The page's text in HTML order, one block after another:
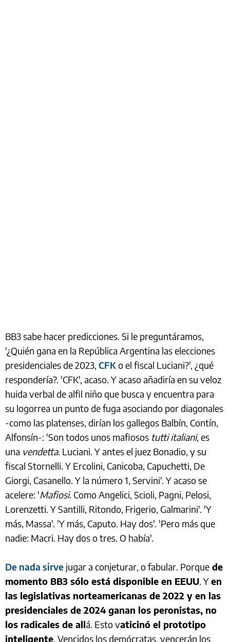
BB3 sabe hacer predicciones. Si le preguntáramos,
'¿Quién gana en la República Argentina las elecciones
presidenciales de 2023, CFKo el fiscal Luciani?', ¿qué
respondería?. 'CFK', acaso. Y acaso añadiría en su veloz
huida verbal de alfil niño que busca y encuentra para
su logorrea un punto de fuga asociando por diagonales
-como las platenses, dirían los gallegos Balbín, Contín,
Alfonsín-: 'Son todos unos mafiosos tutti italiani, es
una vendetta. Luciani. Y antes el juez Bonadio, y su
fiscal Stornelli. Y Ercolini, Canicoba, Capuchetti, De
Giorgi, Casanello. Y la número 1, Servini'. Y acaso se
acelere: 'Mafiosi. Como Angelici, Scioli, Pagni, Pelosi,
Lorenzetti. Y Santilli, Ritondo, Frigerio, Galmarini'. 'Y
más, Massa'. 'Y más, Caputo. Hay dos'. 'Pero más que
nadie: Macri. Hay dos o tres. O había'.
De nada sirve jugar a conjeturar, o fabular. Porque de
momento BB3 sólo está disponible en EEUU. Yen
las legislativas norteamericanas de 2022 y en las
presidenciales de 2024 ganan los peronistas, no
los radicales de allá. Esto vaticinó el prototipo
inteligente. Vencidos los demócratas, vencerán los